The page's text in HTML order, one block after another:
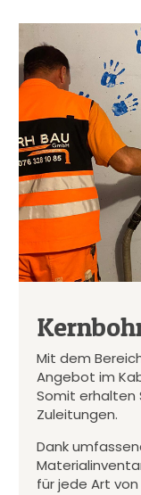
Mit dem
Angebot im
Somit erhalten
Zuleitungen.
Dank
für jede Art